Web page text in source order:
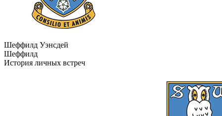
Шеффилд Уэнсдей
Шеффилд
История личных встреч